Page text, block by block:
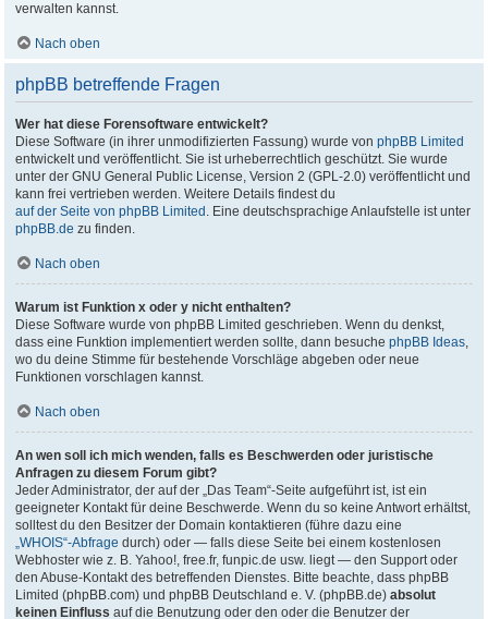
verwalten kannst.
Nach oben
phpBB betreffende Fragen
Wer hat diese Forensoftware entwickelt?
Diese Software (in ihrer unmodifizierten Fassung) wurde vonphpBB Limited
entwickelt und veröffentlicht. Sie ist urheberrechtlich geschützt. Sie wurde
unter der GNU General Public License, Version 2 (GPL-2.0) veröffentlicht und
kann frei vertrieben werden. Weitere Details findest du
auf der Seite von phpBB Limited . Eine deutschsprachige Anlaufstelle ist unter
phpBB.de zu finden.
Nach oben
Warum ist Funktion x oder y nicht enthalten?
Diese Software wurde von phpBB Limited geschrieben. Wenn du denkst,
dass eine Funktion implementiert werden sollte, dann besuchephpBB Ideas,
wo du deine Stimme für bestehende Vorschläge abgeben oder neue
Funktionen vorschlagen kannst.
Nach oben
An wen soll ich mich wenden, falls es Beschwerden oder juristische
Anfragen zu diesem Forum gibt?
Jeder Administrator, der auf der „Das Team“-Seite aufgeführt ist, ist ein
geeigneter Kontakt für deine Beschwerde. Wenn du so keine Antwort erhältst,
solltest du den Besitzer der Domain kontaktieren (führe dazu eine
„WHOIS“-Abfrage durch) oder — falls diese Seite bei einem kostenlosen
Webhoster wie z. B. Yahoo!, free.fr, funpic.de usw. liegt — den Support oder
den Abuse-Kontakt des betreffenden Dienstes. Bitte beachte, dass phpBB
Limited (phpBB.com) und phpBB Deutschland e. V. (phpBB.de)absolut
keinen Einfluss auf die Benutzung oder den oder die Benutzer der